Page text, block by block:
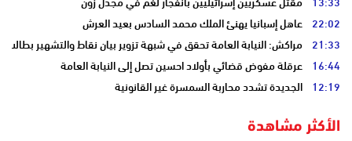
22:02 عاهل إسبانيا يهنئ الملك محمد السادس بعيد العرش
21:33 مراكش: النيابة العامة تحقق في شبهة تزوير بيان نقاط والتشهير بطالب
16:44 عرقلة مفوض قضائي بأولاد احسين تصل إلى النيابة العامة
12:19 الجديدة تشدد محاربة السمسرة غير القانونية
الأكثر مشاهدة